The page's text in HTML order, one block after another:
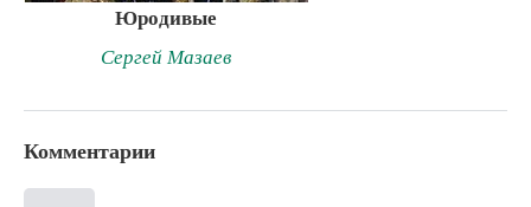
Юродивые
Сергей Мазаев
Комментарии